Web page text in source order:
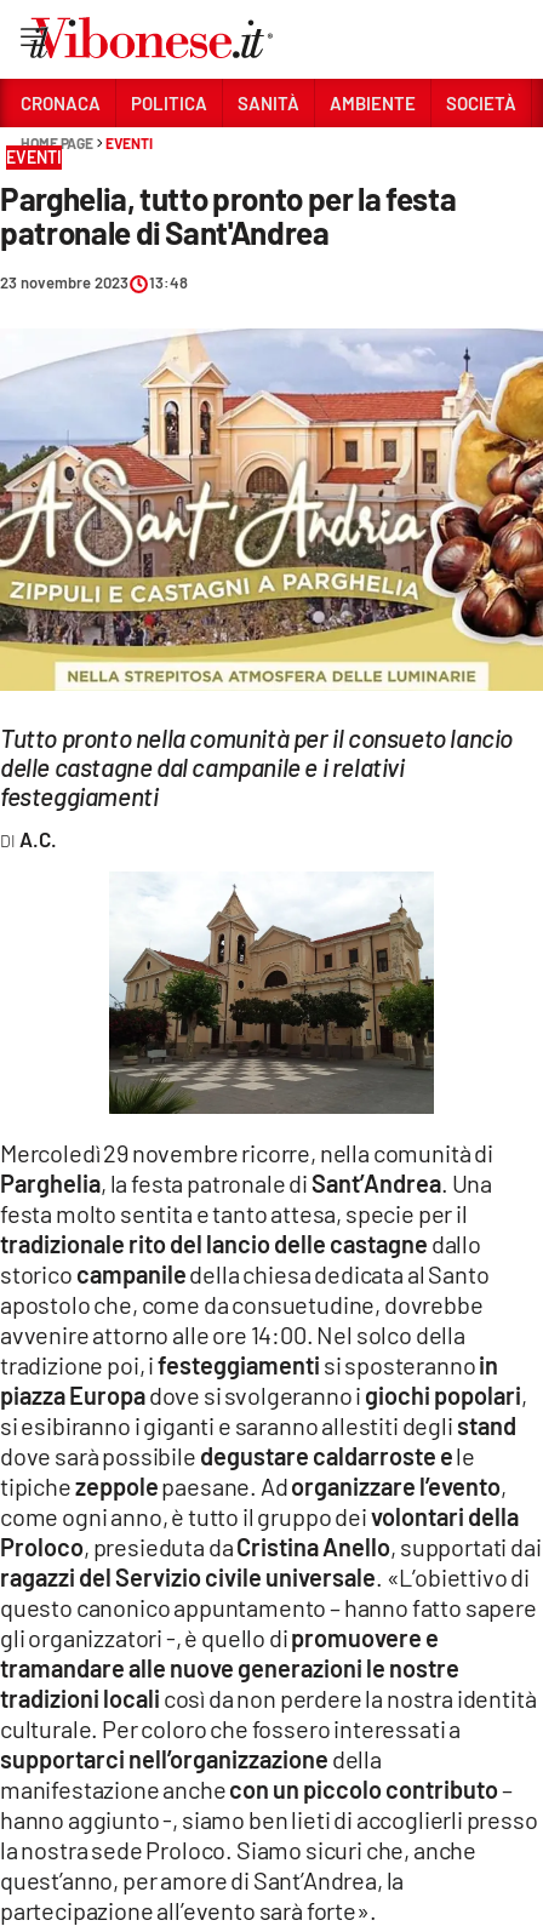
Sezioni
CRONACA
POLITICA
SANITÀ
AMBIENTE
CULTURA
ECONOMIA E LAVORO
EVENTI
SPORT
Streaming
LAC NETWORK
LACONAIR.IT
LACITYMAG.IT
ILREGGINO.IT
COSENZACHANNEL.IT
ILVIBONESE.IT
CATANZAROCHANNEL.IT
LACAPITALENEWS.IT
ANDROID
APPLE
CRONACA POLITICA SANITÀ AMBIENTE SOCIETÀ
HOME PAGE EVENTI
EVENTI
Parghelia, tutto pronto per la festa
patronale di Sant'Andrea
23 novembre 2023 13:48
Tutto pronto nella comunità per il consueto lancio
delle castagne dal campanile e i relativi
festeggiamenti
A.C.
Mercoledì 29 novembre ricorre, nella comunità di
Parghelia, la festa patronale diSant’Andrea. Una
festa molto sentita e tanto attesa, specie per il
tradizionale rito del lancio delle castagne dallo
storico campaniledella chiesa dedicata al Santo
apostolo che, come da consuetudine, dovrebbe
avvenire attorno alle ore 14:00. Nel solco della
tradizione poi, ifesteggiamenti si sposterannoin
piazza Europadove si svolgeranno i giochi popolari,
si esibiranno i giganti e saranno allestiti degli stand
dove sarà possibile degustare caldarroste ele
tipichezeppolepaesane. Adorganizzare l’evento,
come ogni anno, è tutto il gruppo deivolontari della
Proloco, presieduta daCristina Anello, supportati dai
ragazzi del Servizio civile universale . «L’obiettivo di
questo canonico appuntamento – hanno fatto sapere
gli organizzatori -, è quello dipromuovere e
tramandare alle nuove generazioni le nostre
tradizioni locali così da non perdere la nostra identità
culturale. Per coloro che fossero interessati a
supportarci nell’organizzazione della
manifestazione anchecon un piccolo contributo–
hanno aggiunto -, siamo ben lieti di accoglierli presso
la nostra sede Proloco. Siamo sicuri che, anche
quest’anno, per amore di Sant’Andrea, la
partecipazione all’evento sarà forte».